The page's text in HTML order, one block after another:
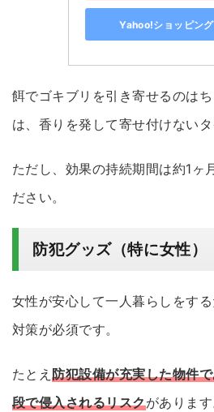
Yahoo!ショッピン
餌でゴキブリを引き寄せるのは
は、香りを発して寄せ付けないタ
ただし、効果の持続期間は約1ヶ
ださい。
防犯グッズ（特に女性）
女性が安心して一人暮らしをす
対策が必須です。
たとえ防犯設備が充実した物件
段で侵入されるリスクがあります